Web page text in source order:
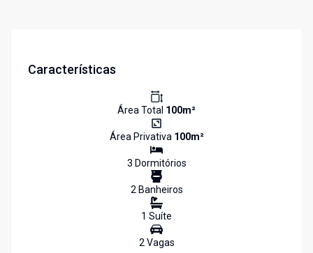
Características
Área Total 100m²
Área Privativa 100m²
3 Dormitórios
2Banheiros
1 Suíte
2Vagas